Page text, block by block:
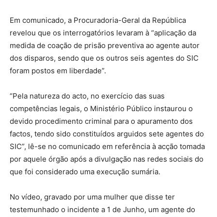
Em comunicado, a Procuradoria-Geral da República
revelou que os interrogatórios levaram à “aplicação da
medida de coação de prisão preventiva ao agente autor
dos disparos, sendo que os outros seis agentes do SIC
foram postos em liberdade”.
“Pela natureza do acto, no exercício das suas
competências legais, o Ministério Público instaurou o
devido procedimento criminal para o apuramento dos
factos, tendo sido constituídos arguidos sete agentes do
SIC”, lê-se no comunicado em referência à acção tomada
por aquele órgão após a divulgação nas redes sociais do
que foi considerado uma execução sumária.
No vídeo, gravado por uma mulher que disse ter
testemunhado o incidente a 1 de Junho, um agente do